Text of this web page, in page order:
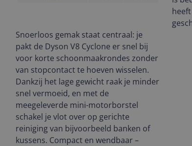
Snoerloos gemak staat centraal: je
pakt de Dyson V8 Cyclone er snel bij
voor korte schoonmaakrondes zonder
van stopcontact te hoeven wisselen.
Dankzij het lage gewicht raak je minder
snel vermoeid, en met de
meegeleverde mini-motorborstel
schakel je vlot over op gerichte
reiniging van bijvoorbeeld banken of
kussens. Compact en wendbaar –